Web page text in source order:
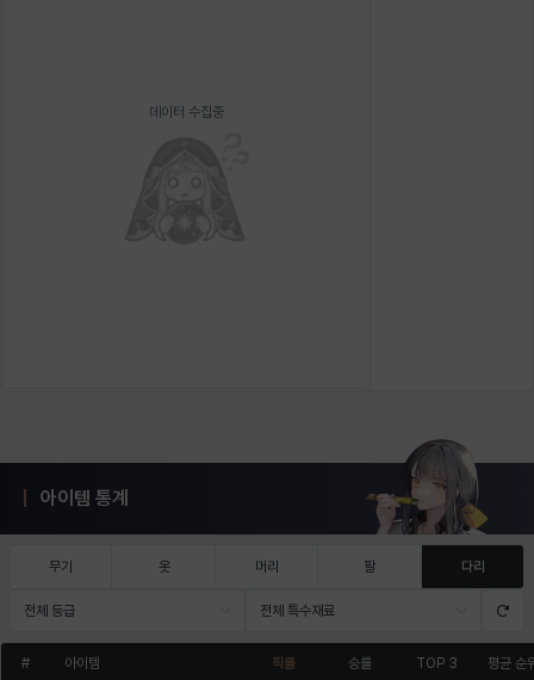
데이터 수집중
아이템 통계
무기 옷 머리 팔 다리
전체 등급 전체 특수재료
# 아이템 픽률 승률 TOP 3 평균 순